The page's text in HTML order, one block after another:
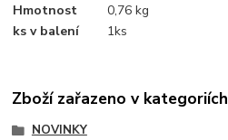
Hmotnost
0,76 kg
ks v balení
1ks
Zboží zařazeno v kategoriích
NOVINKY